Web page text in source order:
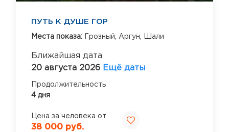
ПУТЬ К ДУШЕ ГОР
Места показа: Грозный, Аргун, Шали
Ближайшая дата
20 августа 2026 Ещё даты
Продолжительность
4 дня
Цена за человека от
38 000 руб.